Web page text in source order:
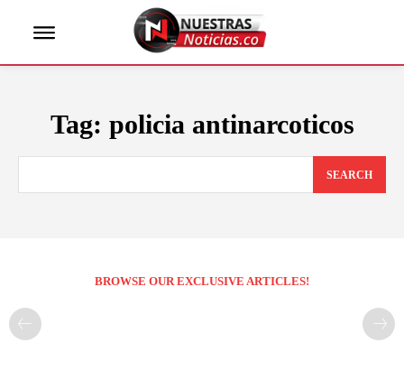
Tag: policia antinarcoticos
SEARCH
BROWSE OUR EXCLUSIVE ARTICLES!